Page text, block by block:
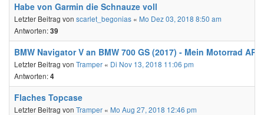
Habe von Garmin die Schnauze voll
Letzter Beitrag von scarlet_begonias « Mo Dez 03, 2018 8:50 am
Antworten:39
BMW Navigator V an BMW 700 GS (2017) - Mein Motorrad APP
Letzter Beitrag von Tramper « Di Nov 13, 2018 11:06 pm
Antworten:4
Flaches Topcase
Letzter Beitrag von Tramper « Mo Aug 27, 2018 12:46 pm